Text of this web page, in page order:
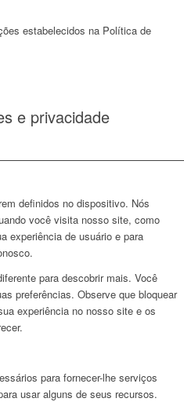
estabelecidos na Política de
e privacidade
definidos no dispositivo. Nós
você visita nosso site, como
experiência de usuário e para
para descobrir mais. Você
preferências. Observe que bloquear
experiência no nosso site e os
para fornecer-lhe serviços
usar alguns de seus recursos.